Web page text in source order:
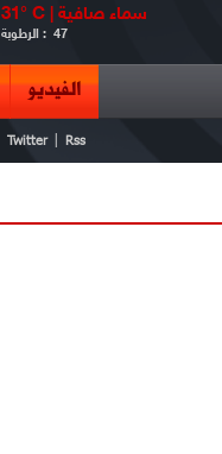
31° C | سماء صافية
الرطوبة : 47
الفيديو
Twitter Rss